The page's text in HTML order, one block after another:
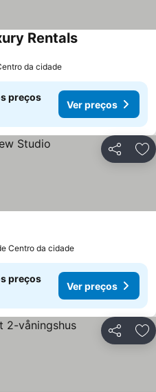
Rentals
da cidade
preços
Ver preços
Partilhar
Centro da cidade
preços
Ver preços
Partilhar